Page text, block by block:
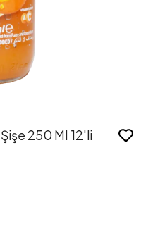
250 Ml 12'li